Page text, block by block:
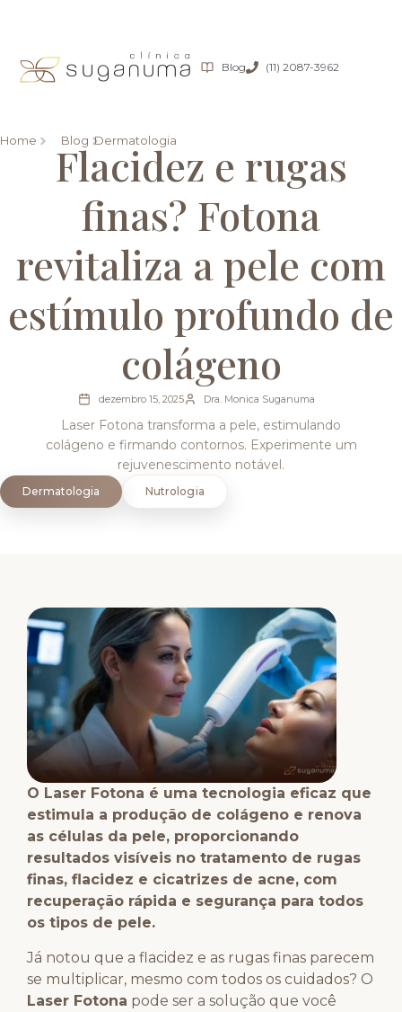
Blog (11) 2087-3962
Home Blog Dermatologia
Flacidez e rugas
finas? Fotona
revitaliza a pele com
estímulo profundo de
colágeno
dezembro 15, 2025 Dra. Monica Suganuma
Laser Fotona transforma a pele, estimulando
colágeno e firmando contornos. Experimente um
rejuvenescimento notável.
Dermatologia Nutrologia
O Laser Fotona é uma tecnologia eficaz que
estimula a produção de colágeno e renova
as células da pele, proporcionando
resultados visíveis no tratamento de rugas
finas, flacidez e cicatrizes de acne, com
recuperação rápida e segurança para todos
os tipos de pele.
Já notou que a flacidez e as rugas finas parecem
se multiplicar, mesmo com todos os cuidados? O
Laser Fotona pode ser a solução que você